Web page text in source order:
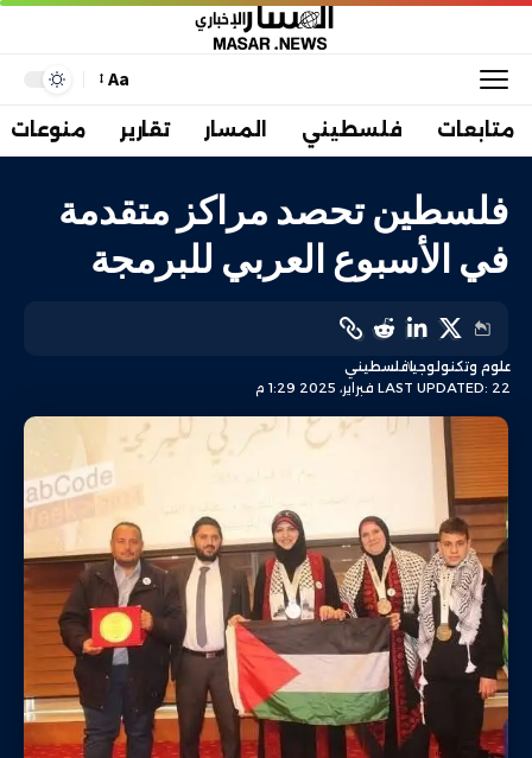
Aa
متابعات فلسطيني المسار تقارير منوعات
فلسطين تحصد مراكز متقدمة
في الأسبوع العربي للبرمجة
LAST UPDATED: 22 فبراير، 2025 1:29 م
علوم وتكنولوجيافلسطيني